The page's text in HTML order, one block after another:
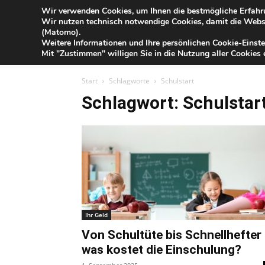
Blog
der
Sparkasse
IHR
Start Schlagworte Schulstart
Schlagwort:
Ihr Geld
Von Schultüte bis Schnellhefter
was kostet die Einschulung?
Wir verwenden Cookies, um Ihnen die bestmögliche
Wir nutzen technisch notwendige Cookies, damit die
(Matomo).
Weitere Informationen und Ihre persönlichen Cookie-
Mit "Zustimmen" willigen Sie in die Nutzung aller Cookies